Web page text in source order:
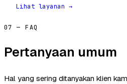
Lihat layanan →
07 — FAQ
Pertanyaan umum
Hal yang sering ditanyakan klien